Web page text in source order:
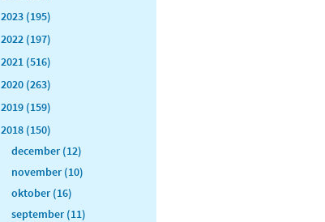
2023 (195)
2022 (197)
2021 (516)
2020 (263)
2019 (159)
2018 (150)
december (12)
november (10)
oktober (16)
september (11)